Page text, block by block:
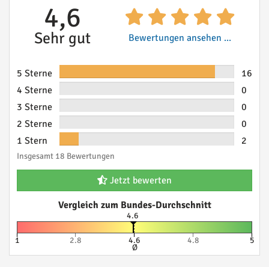
4,6
Sehr gut Bewertungen ansehen ...
5 Sterne
16
4 Sterne
0
3 Sterne
0
2 Sterne
0
1 Stern
2
Insgesamt 18 Bewertungen
Jetzt bewerten
Vergleich zum Bundes-Durchschnitt
4.6
1 2.8 4.6
Ø
4.8 5